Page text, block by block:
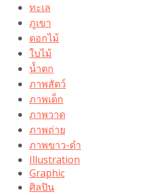
ทะเล
ภูเขา
ดอกไม้
ใบไม้
น้ำตก
ภาพสัตว์
ภาพเด็ก
ภาพวาด
ภาพถ่าย
ภาพขาว-ดำ
Illustration
Graphic
ศิลปิน